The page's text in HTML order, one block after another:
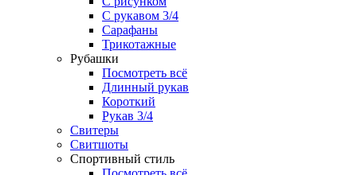
С рукавом 3/4
Сарафаны
Трикотажные
Рубашки
Посмотреть всё
Длинный рукав
Короткий
Рукав 3/4
Свитеры
Свитшоты
Спортивный стиль